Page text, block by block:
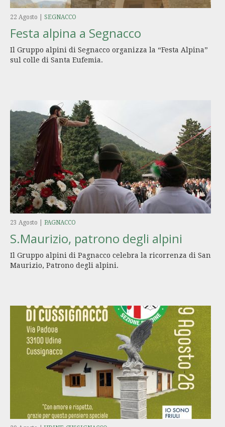
22 Agosto SEGNACCO
Festa alpina a Segnacco
Il Gruppo alpini di Segnacco organizza la “Festa Alpina”
sul colle di Santa Eufemia.
23 Agosto PAGNACCO
S.Maurizio, patrono degli alpini
Il Gruppo alpini di Pagnacco celebra la ricorrenza di San
Maurizio, Patrono degli alpini.